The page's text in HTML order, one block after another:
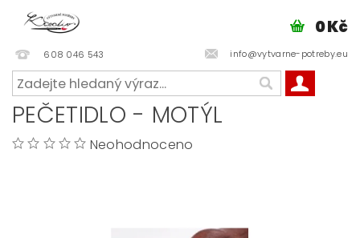
608 046 543 info@vytvarne-potreby.eu
0 Kč
PEČETIDLO - MOTÝL
Neohodnoceno